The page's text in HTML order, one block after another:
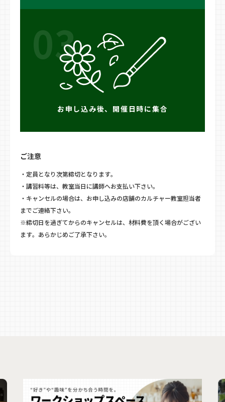
03
お申し込み後、開催日時に集合
ご注意
・定員となり次第締切となります。
・講習料等は、教室当日に講師へお支払い下さい。
・キャンセルの場合は、お申し込みの店舗のカルチャー教室担当者
までご連絡下さい。
※締切日を過ぎてからのキャンセルは、材料費を頂く場合がござい
ます。あらかじめご了承下さい。